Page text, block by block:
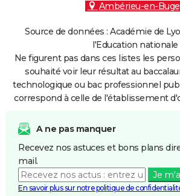
Ambérieu-en-
Source de données : Académie de
l'Education nationale
Ne figurent pas dans ces listes les
souhaité voir leur résultat au
technologique ou bac professionnel
correspond à celle de l'établissement
A ne pas manquer
Recevez nos astuces et bons plans
mail.
Je
En savoir plus sur notre politique de